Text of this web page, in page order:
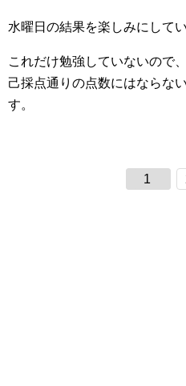
水曜日の結果を楽しみにしてい
これだけ勉強していないので
己採点通りの点数にはならな
す。
1